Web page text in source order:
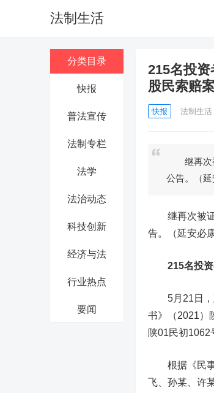
法制生活
分类目录
快报
普法宣传
法制专栏
法学
法治动态
科技创新
经济与法
行业热点
要闻
215名投
股民索赔
快报 法制生活
继再次被
公告。（
继再次被证
告。（延安必
215名投资
5月21日，延
书》（2021）
陕01民初1062
根据《民事
飞、孙某、许